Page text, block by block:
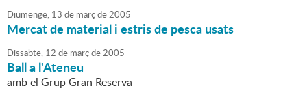
Diumenge, 13 de marçde2005
Mercat de material i estris de pesca usats
Dissabte, 12 de marçde2005
Ball a l'Ateneu
amb el Grup Gran Reserva